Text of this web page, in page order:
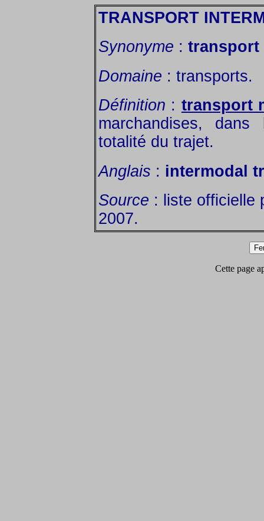
TRANSPORT
Synonyme : transport
Domaine : transports.
Définition : transport
marchandises,
totalité du trajet.
Anglais : intermodal
Source : liste officielle
2007.
Cette page